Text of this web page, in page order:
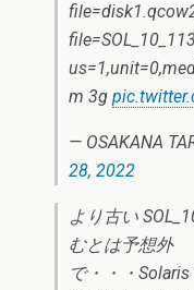
m 3g
— OSAKANA
28, 2022
より古い
むとは予想外
で・・・